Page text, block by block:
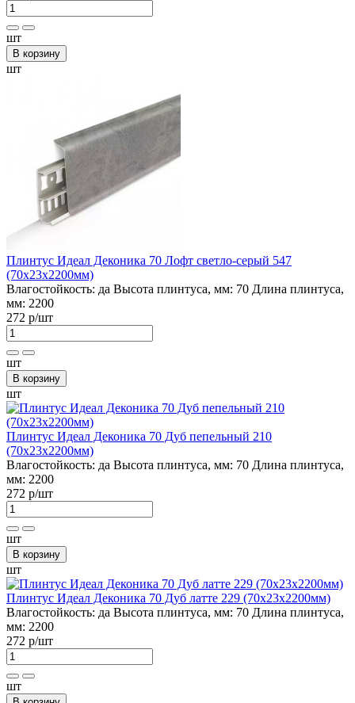
шт
В корзину
шт
Плинтус Идеал Деконика 70 Лофт светло-серый 547
(70х23х2200мм)
Влагостойкость: да Высота плинтуса, мм: 70 Длина плинтуса,
мм: 2200
272 р/шт
шт
В корзину
шт
Плинтус Идеал Деконика 70 Дуб пепельный 210
(70х23х2200мм)
Влагостойкость: да Высота плинтуса, мм: 70 Длина плинтуса,
мм: 2200
272 р/шт
шт
В корзину
шт
Плинтус Идеал Деконика 70 Дуб латте 229 (70х23х2200мм)
Влагостойкость: да Высота плинтуса, мм: 70 Длина плинтуса,
мм: 2200
272 р/шт
шт